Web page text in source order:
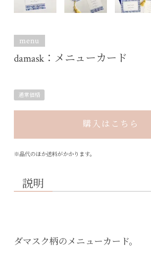
menu
damask：メニューカード
通常価格
購入はこちら
※品代のほか送料がかかります。
説明
ダマスク柄のメニューカード。